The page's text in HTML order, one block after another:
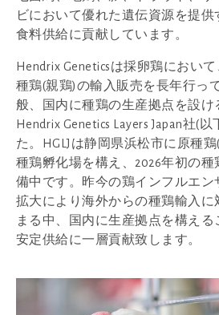
ビにおいて優れた遺伝資源を提
食料供給に貢献しています。
Hendrix Geneticsは採卵鶏におい
種鶏(親鶏)の輸入販売を長年行っ
般、国内に種鶏の生産拠点を設け
Hendrix Genetics Layers Japan社(
た。HGLJは静岡県浜松市に原種
種鶏孵化場を構え、2026年初の
備中です。昨今の鶏インフルエン
拡大により海外からの種鶏輸入に
まる中、国内に生産拠点を構え
安定供給に一層貢献致します。